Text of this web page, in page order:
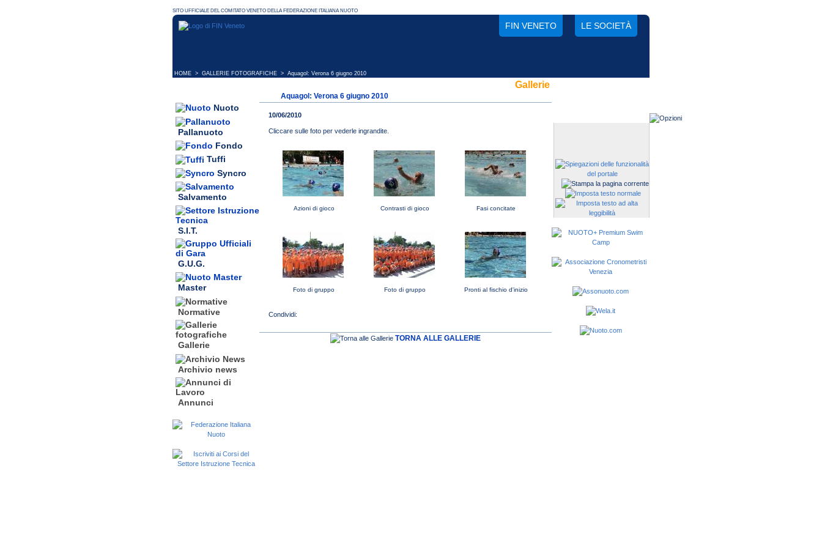
FIN VENETO LE SOCIETÀ
HOME > GALLERIE FOTOGRAFICHE > Aquagol: Verona 6 giugno 2010
Nuoto
Pallanuoto
Fondo
Tuffi
Syncro
Salvamento
S.I.T.
G.U.G.
Master
Normative
Gallerie
Archivio news
Annunci
Gallerie
Aquagol: Verona 6 giugno 2010
10/06/2010
Cliccare sulle foto per vederle ingrandite.
Azioni di gioco Contrasti di gioco Fasi concitate
Foto di gruppo Foto di gruppo Pronti al fischio d'inizio
TORNA ALLE GALLERIE